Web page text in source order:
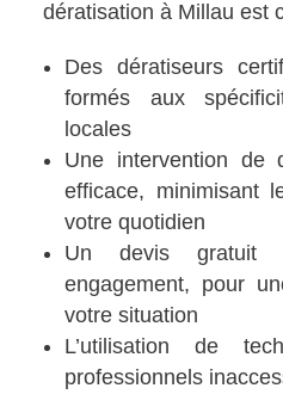
dératisation à Millau est
Des dératiseurs
formés aux
locales
Une intervention de
efficace, minimisant
votre quotidien
Un devis gratuit
engagement, pour
votre situation
L’utilisation de
professionnels